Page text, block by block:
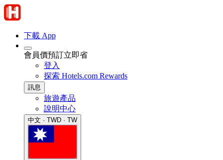
下載 App
會員價預訂立即省
登入
探索 Hotels.com Rewards
訊息
旅遊產品
說明中心
中文 · TWD · TW